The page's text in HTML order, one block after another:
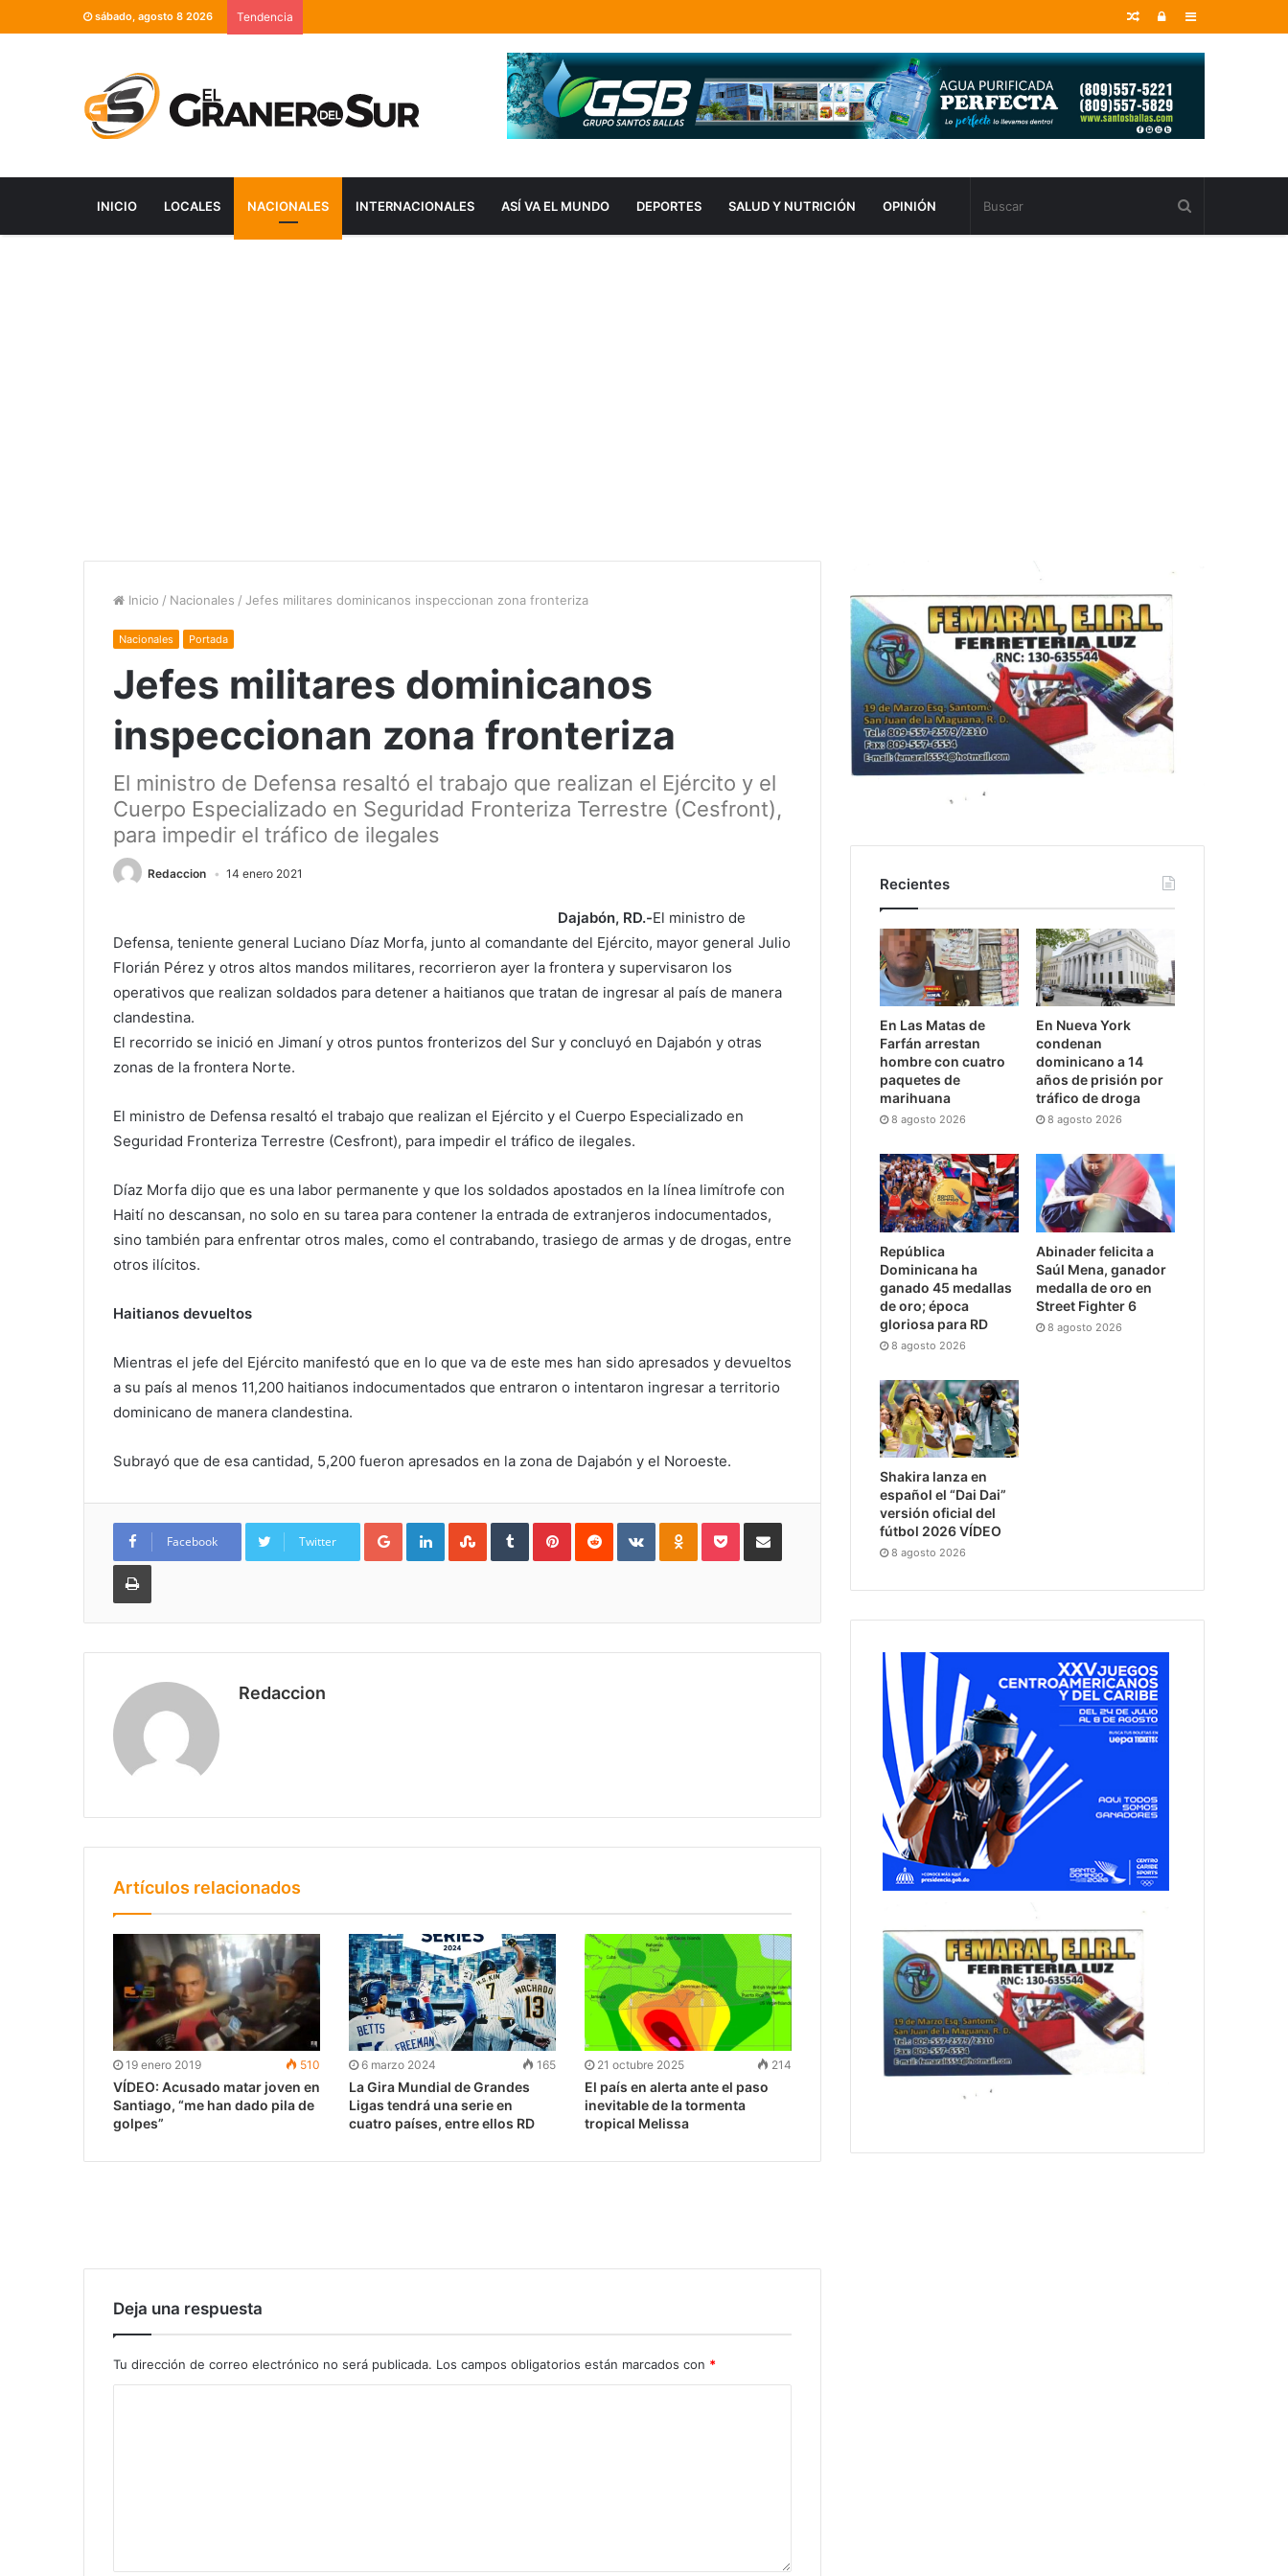
sábado, agosto 8 2026 Tendencia Sidebar
Entrar
Random
INICIO LOCALES NACIONALES INTERNACIONALES ASÍ VA EL MUNDO DEPORTES SALUD Y NUTRICIÓN OPINIÓN
Inicio / Nacionales / Jefes militares dominicanos inspeccionan zona fronteriza
Nacionales Portada
Jefes militares dominicanos
inspeccionan zona fronteriza
El ministro de Defensa resaltó el trabajo que realizan el Ejército y el
Cuerpo Especializado en Seguridad Fronteriza Terrestre (Cesfront),
para impedir el tráfico de ilegales
Redaccion 14 enero 2021
Dajabón, RD.-El ministro de
Defensa, teniente general Luciano Díaz Morfa, junto al comandante del Ejército, mayor general Julio
Florián Pérez y otros altos mandos militares, recorrieron ayer la frontera y supervisaron los
operativos que realizan soldados para detener a haitianos que tratan de ingresar al país de manera
clandestina.
El recorrido se inició en Jimaní y otros puntos fronterizos del Sur y concluyó en Dajabón y otras
zonas de la frontera Norte.
El ministro de Defensa resaltó el trabajo que realizan el Ejército y el Cuerpo Especializado en
Seguridad Fronteriza Terrestre (Cesfront), para impedir el tráfico de ilegales.
Díaz Morfa dijo que es una labor permanente y que los soldados apostados en la línea limítrofe con
Haití no descansan, no solo en su tarea para contener la entrada de extranjeros indocumentados,
sino también para enfrentar otros males, como el contrabando, trasiego de armas y de drogas, entre
otros ilícitos.
Haitianos devueltos
Mientras el jefe del Ejército manifestó que en lo que va de este mes han sido apresados y devueltos
a su país al menos 11,200 haitianos indocumentados que entraron o intentaron ingresar a territorio
dominicano de manera clandestina.
Subrayó que de esa cantidad, 5,200 fueron apresados en la zona de Dajabón y el Noroeste.
Facebook Twitter
Google+LinkedInStumbleUpon
TumblrPinterestReddit VKontakteOdnoklassniki
PocketCompartir por Correo
Imprimir
Redaccion
Artículos relacionados
19 enero 2019 510
VÍDEO: Acusado matar joven en
Santiago, “me han dado pila de
golpes”
6 marzo 2024 165
La Gira Mundial de Grandes
Ligas tendrá una serie en
cuatro países, entre ellos RD
21 octubre 2025 214
El país en alerta ante el paso
inevitable de la tormenta
tropical Melissa
Deja una respuesta
Tu dirección de correo electrónico no será publicada. Los campos obligatorios están marcados con *
Recientes
En Las Matas de
Farfán arrestan
hombre con cuatro
paquetes de
marihuana
8 agosto 2026
En Nueva York
condenan
dominicano a 14
años de prisión por
tráfico de droga
8 agosto 2026
República
Dominicana ha
ganado 45 medallas
de oro; época
gloriosa para RD
8 agosto 2026
Abinader felicita a
Saúl Mena, ganador
medalla de oro en
Street Fighter 6
8 agosto 2026
Shakira lanza en
español el “Dai Dai”
versión oficial del
fútbol 2026 VÍDEO
8 agosto 2026